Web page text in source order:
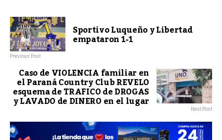
Sportivo Luqueño y Libertad
empataron 1-1
Previous Post
Caso de VIOLENCIA familiar en
el Paraná Country Club REVELO
esquema de TRAFICO de DROGAS
y LAVADO de DINERO en el lugar Next Post